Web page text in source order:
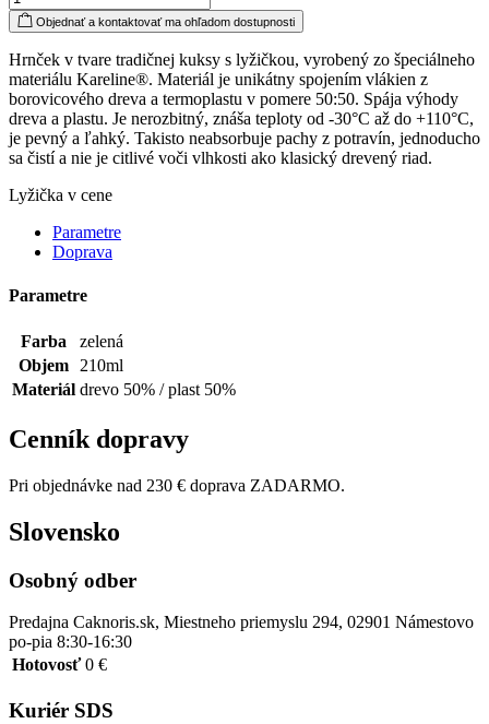
Objednať a kontaktovať ma ohľadom dostupnosti
Hrnček v tvare tradičnej kuksy s lyžičkou, vyrobený zo špeciálneho
materiálu Kareline®. Materiál je unikátny spojením vlákien z
borovicového dreva a termoplastu v pomere 50:50. Spája výhody
dreva a plastu. Je nerozbitný, znáša teploty od -30°C až do +110°C,
je pevný a ľahký. Takisto neabsorbuje pachy z potravín, jednoducho
sa čistí a nie je citlivé voči vlhkosti ako klasický drevený riad.
Lyžička v cene
Parametre
Doprava
Parametre
Farba
zelená
Objem
210ml
Materiál drevo 50% / plast 50%
Cenník dopravy
Pri objednávke nad 230 € doprava ZADARMO.
Slovensko
Osobný odber
Predajna Caknoris.sk, Miestneho priemyslu 294, 02901 Námestovo
po-pia 8:30-16:30
Hotovosť 0 €
Kuriér SDS